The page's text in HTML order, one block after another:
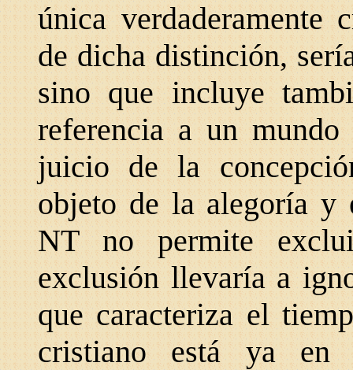
única verdaderamente
de dicha distinción,
sino que incluye
referencia a un
juicio de la
objeto de la alegoría y
NT no permite
exclusión llevaría a
que caracteriza el
cristiano está ya en